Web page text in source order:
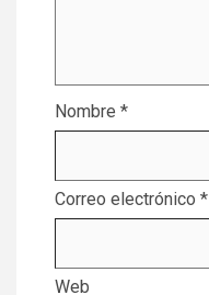
Nombre *
Correo electrónico *
Web